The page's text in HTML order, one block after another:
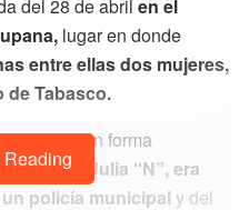
del 28 de abril en el
lugar en donde
entre ellas dos mujeres,
Tabasco.
en forma
como Julia “N”, era
policía municipal y del